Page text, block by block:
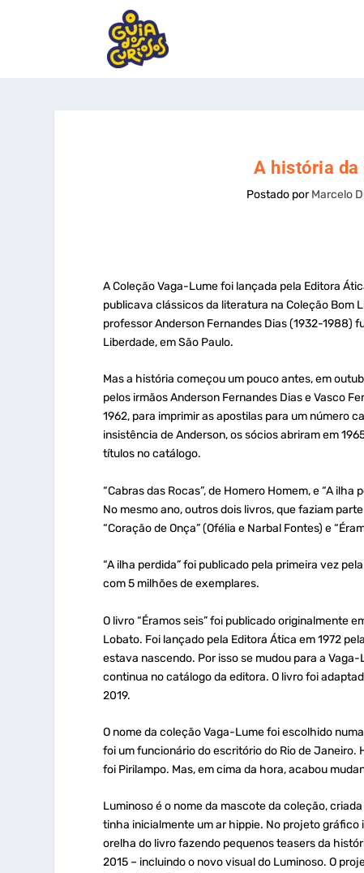
A história da
Postado porMarcelo
A Coleção Vaga-Lume foi lançada pela Editora
publicava clássicos da literatura na Coleção Bom
professor Anderson Fernandes Dias (1932-1988)
Liberdade, em São Paulo.
Mas a história começou um pouco antes, em
pelos irmãos Anderson Fernandes Dias e Vasco
1962, para imprimir as apostilas para um número
insistência de Anderson, os sócios abriram em
títulos no catálogo.
“Cabras das Rocas”, de Homero Homem, e “A
No mesmo ano, outros dois livros, que faziam
“Coração de Onça” (Ofélia e Narbal Fontes) e
“A ilha perdida” foi publicado pela primeira vez
com 5 milhões de exemplares.
O livro “Éramos seis” foi publicado originalmente
Lobato. Foi lançado pela Editora Ática em 1972
estava nascendo. Por isso se mudou para a
continua no catálogo da editora. O livro foi
2019.
O nome da coleção Vaga-Lume foi escolhido
foi um funcionário do escritório do Rio de Janeiro.
foi Pirilampo. Mas, em cima da hora, acabou
Luminoso é o nome da mascote da coleção,
tinha inicialmente um ar hippie. No projeto
orelha do livro fazendo pequenos teasers da
2015 – incluindo o novo visual do Luminoso. O